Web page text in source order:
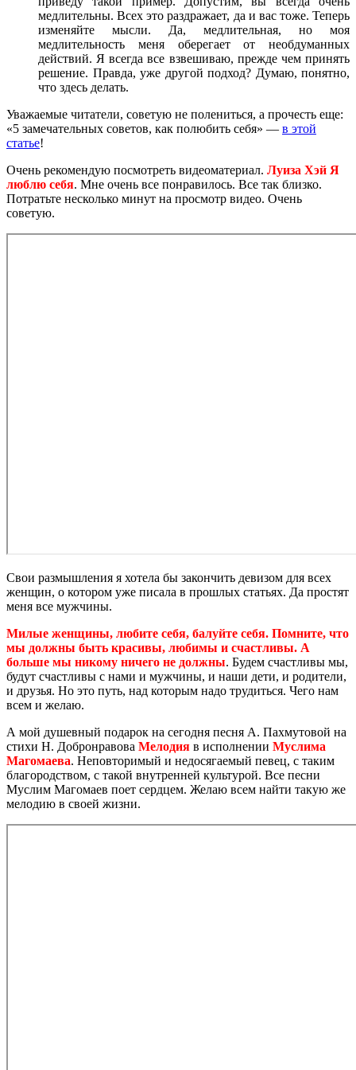
медлительны. Всех это раздражает, да и вас тоже. Теперь
изменяйте мысли. Да, медлительная, но моя
медлительность меня оберегает от необдуманных
действий. Я всегда все взвешиваю, прежде чем принять
решение. Правда, уже другой подход? Думаю, понятно,
что здесь делать.
Уважаемые читатели, советую не полениться, а прочесть еще:
«5 замечательных советов, как полюбить себя» — в этой
статье!
Очень рекомендую посмотреть видеоматериал. Луиза Хэй Я
люблю себя. Мне очень все понравилось. Все так близко.
Потратьте несколько минут на просмотр видео. Очень
советую.
Свои размышления я хотела бы закончить девизом для всех
женщин, о котором уже писала в прошлых статьях. Да простят
меня все мужчины.
Милые женщины, любите себя, балуйте себя. Помните, что
мы должны быть красивы, любимы и счастливы. А
больше мы никому ничего не должны. Будем счастливы мы,
будут счастливы с нами и мужчины, и наши дети, и родители,
и друзья. Но это путь, над которым надо трудиться. Чего нам
всем и желаю.
А мой душевный подарок на сегодня песня А. Пахмутовой на
стихи Н. Добронравова Мелодия в исполнении Муслима
Магомаева. Неповторимый и недосягаемый певец, с таким
благородством, с такой внутренней культурой. Все песни
Муслим Магомаев поет сердцем. Желаю всем найти такую же
мелодию в своей жизни.